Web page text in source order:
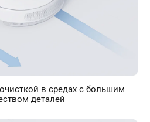
в средах с большим
деталей